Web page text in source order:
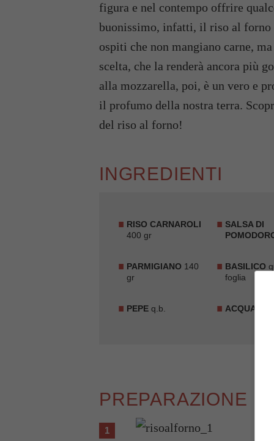
figura e nel contempo offrire
buonissimo, infatti, il riso al forno
ospiti che non mangiano carne,
scelta, che la renderà ancora più
alla mozzarella, poi, è un vero e
il profumo della nostra terra.
del riso al forno!
INGREDIENTI
RISO CARNAROLI
400 gr
SALSA DI
PARMIGIANO 140
gr
BASILICO
foglia
PEPE q.b. ACQUA
PREPARAZIONE